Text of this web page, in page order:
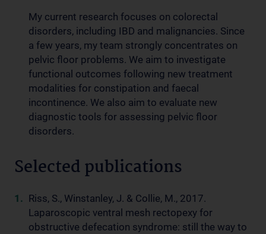
My current research focuses on colorectal
disorders, including IBD and malignancies. Since
a few years, my team strongly concentrates on
pelvic floor problems. We aim to investigate
functional outcomes following new treatment
modalities for constipation and faecal
incontinence. We also aim to evaluate new
diagnostic tools for assessing pelvic floor
disorders.
Selected publications
Riss, S., Winstanley, J. & Collie, M., 2017.
Laparoscopic ventral mesh rectopexy for
obstructive defecation syndrome: still the way to